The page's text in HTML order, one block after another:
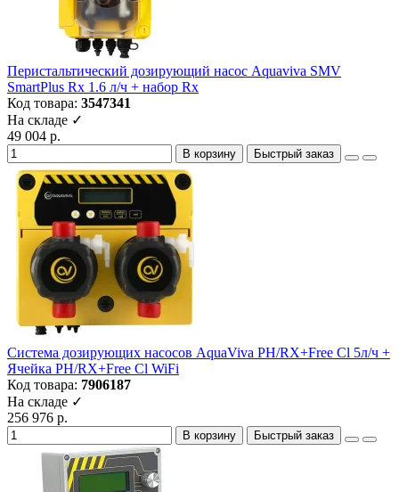
Перистальтический дозирующий насос Aquaviva SMV
SmartPlus Rx 1.6 л/ч + набор Rx
Код товара: 3547341
На складе ✓
49 004 р.
В корзину Быстрый заказ
Система дозирующих насосов AquaViva PH/RX+Free Cl 5л/ч +
Ячейка PH/RX+Free Cl WiFi
Код товара: 7906187
На складе ✓
256 976 р.
В корзину Быстрый заказ